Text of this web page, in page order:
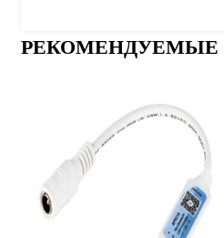
РЕКОМЕНДУЕМЫЕ